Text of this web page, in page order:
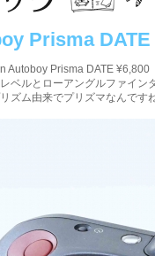
Prisma DATE
Autoboy Prisma DATE ¥6,800
ベルとローアングルファイン
ズム由来でプリズマなんです